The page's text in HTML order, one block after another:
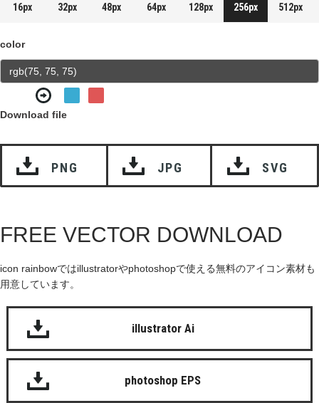
16px 32px 48px 64px 128px 256px 512px
color
Download file
PNG JPG SVG
FREE VECTOR DOWNLOAD
icon rainbowではillustratorやphotoshopで使える無料のアイコン素材も
用意しています。
illustrator Ai
photoshop EPS